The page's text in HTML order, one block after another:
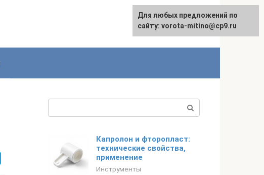
Капролон и фторопласт:
технические свойства,
применение
Инструменты
Для любых предложений по
сайту: vorota-mitino@cp9.ru